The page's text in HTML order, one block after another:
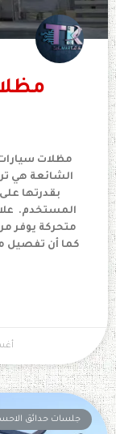
مظلات سيارات
الشائعة هي
بقدرتها
المستخدم.
متحركة يوفر
كما أن تفصيل
جلسات حدائق